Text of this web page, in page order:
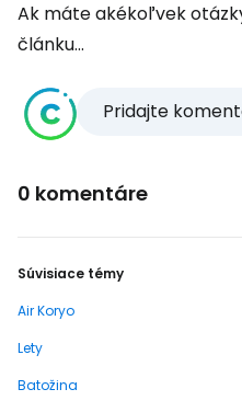
Ak máte akékoľvek
článku...
Pridajte
0 komentáre
Súvisiace témy
Air Koryo
Lety
Batožina